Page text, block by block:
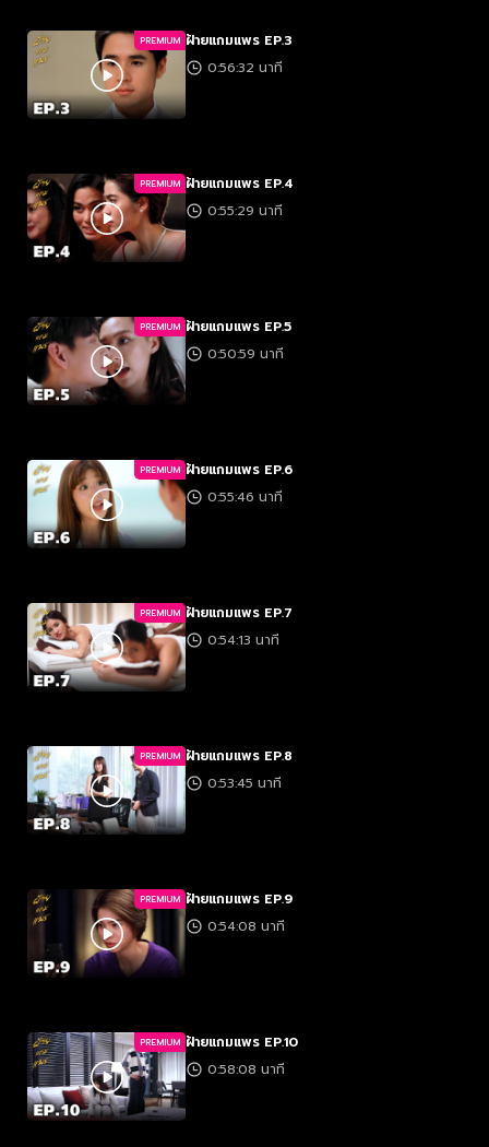
PREMIUM ฝ้ายแกมแพร EP.3
0:56:32 นาที
PREMIUM ฝ้ายแกมแพร EP.4
0:55:29 นาที
PREMIUM ฝ้ายแกมแพร EP.5
0:50:59 นาที
PREMIUM ฝ้ายแกมแพร EP.6
0:55:46 นาที
PREMIUM ฝ้ายแกมแพร EP.7
0:54:13 นาที
PREMIUM ฝ้ายแกมแพร EP.8
0:53:45 นาที
PREMIUM ฝ้ายแกมแพร EP.9
0:54:08 นาที
PREMIUM ฝ้ายแกมแพร EP.10
0:58:08 นาที